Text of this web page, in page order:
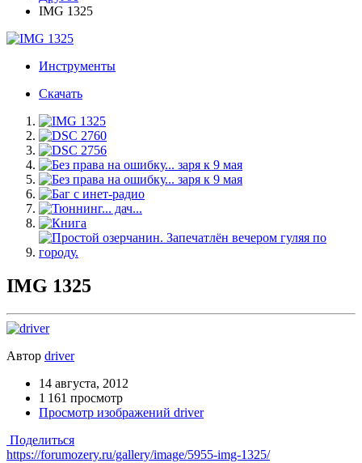
IMG 1325
Инструменты
Скачать
IMG 1325
Автор driver
14 августа, 2012
1 161 просмотр
Просмотр изображений driver
Поделиться
https://forumozery.ru/gallery/image/5955-img-1325/